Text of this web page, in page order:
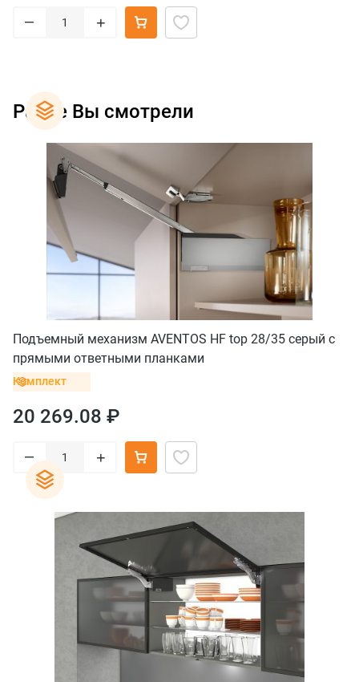
– +
Ранее Вы смотрели
Подъемный механизм AVENTOS HF top 28/35 серый с
прямыми ответными планками
Комплект
20 269.08 ₽
– +